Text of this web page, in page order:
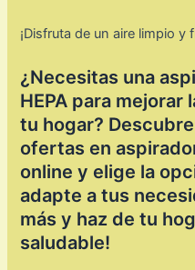
¡Disfruta de un aire limpio
¿Necesitas una
HEPA para mejorar
tu hogar?
ofertas en
online y elige la
adapte a tus
más y haz de tu
saludable!